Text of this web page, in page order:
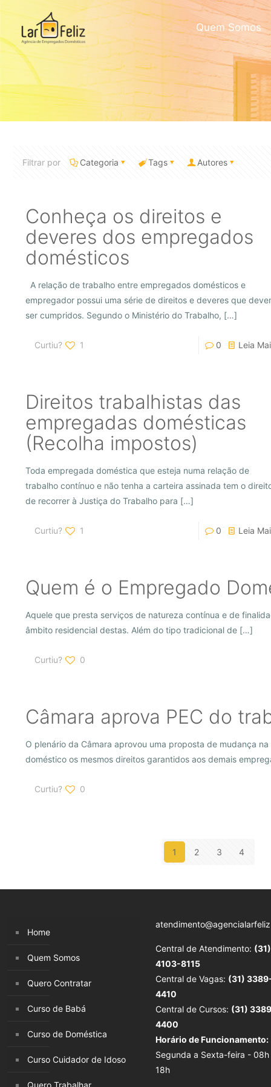
Quem Somos
Filtrar por Categoria Tags Autores
Conheça os direitos e
deveres dos empregados
domésticos
A relação de trabalho entre empregados domésticos e
empregador possui uma série de direitos e deveres que
ser cumpridos. Segundo o Ministério do Trabalho, […]
Curtiu? 1 0 Leia
Direitos trabalhistas das
empregadas domésticas
(Recolha impostos)
Toda empregada doméstica que esteja numa relação de
trabalho contínuo e não tenha a carteira assinada tem o
de recorrer à Justiça do Trabalho para […]
Curtiu? 1 0 Leia
Quem é o Empregado
Aquele que presta serviços de natureza contínua e de
âmbito residencial destas. Além do tipo tradicional de […]
Curtiu? 0
Câmara aprova PEC do
O plenário da Câmara aprovou uma proposta de mudança
doméstico os mesmos direitos garantidos aos demais
Curtiu? 0
1 2 3 4
Home
Quem Somos
Quero Contratar
Curso de Babá
Curso de Doméstica
Curso Cuidador de Idoso
Quero Trabalhar
Central de Atendimento: (31)
4103-8115
Central de Vagas: (31)
4410
Central de Cursos: (31)
4400
Horário de Funcionamento:
Segunda a Sexta-feira - 08h
18h